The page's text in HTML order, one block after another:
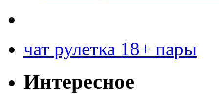
чат рулетка 18+ пары
Интересное